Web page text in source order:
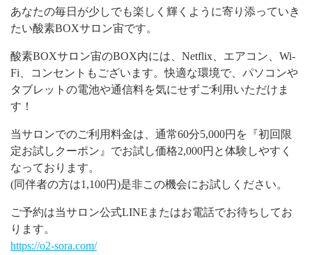
あなたの毎日が少しでも楽しく輝くように寄り添っていき
たい酸素BOXサロン宙です。
酸素BOXサロン宙のBOX内には、Netflix、エアコン、Wi-
Fi、コンセントもございます。快適な環境で、パソコンや
タブレットの電池や通信料を気にせずご利用いただけま
す！
当サロンでのご利用料金は、通常60分5,000円を『初回限
定お試しクーポン』でお試し価格2,000円と体験しやすく
なっております。
(同伴者の方は1,100円)是非この機会にお試しください。
ご予約は当サロン公式LINEまたはお電話でお待ちしてお
ります。
https://o2-sora.com/